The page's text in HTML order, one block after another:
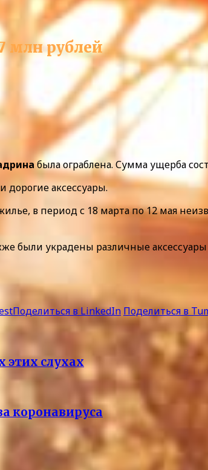
млн рублей
была ограблена. Сумма ущерба
дорогие аксессуары.
в период с 18 марта по 12 мая
были украдены различные
Поделиться в LinkedIn Поделиться в
этих слухах
коронавируса